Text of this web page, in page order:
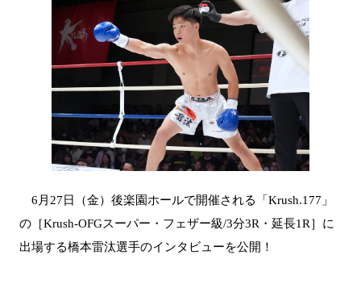
6月27日（金）後楽園ホールで開催される「Krush.177」
の［Krush-OFGスーパー・フェザー級/3分3R・延長1R］に
出場する橋本雷汰選手のインタビューを公開！